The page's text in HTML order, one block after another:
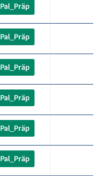
Pal_Präp
Pal_Präp
Pal_Präp
Pal_Präp
Pal_Präp
Pal_Präp